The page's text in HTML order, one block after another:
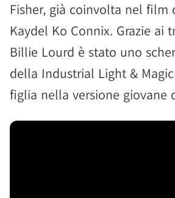
Fisher, già coinvolta nel film
Kaydel Ko Connix. Grazie ai
Billie Lourd è stato uno
della Industrial Light &
figlia nella versione giovane